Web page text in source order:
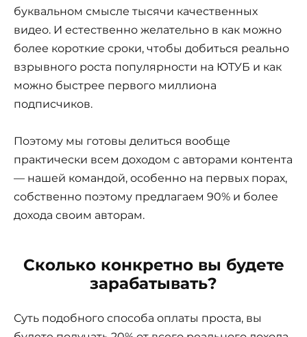
буквальном смысле тысячи качественных
видео. И естественно желательно в как можно
более короткие сроки, чтобы добиться реально
взрывного роста популярности на ЮТУБ и как
можно быстрее первого миллиона
подписчиков.
Поэтому мы готовы делиться вообще
практически всем доходом с авторами контента
— нашей командой, особенно на первых порах,
собственно поэтому предлагаем 90% и более
дохода своим авторам.
Сколько конкретно вы будете
зарабатывать?
Суть подобного способа оплаты проста, вы